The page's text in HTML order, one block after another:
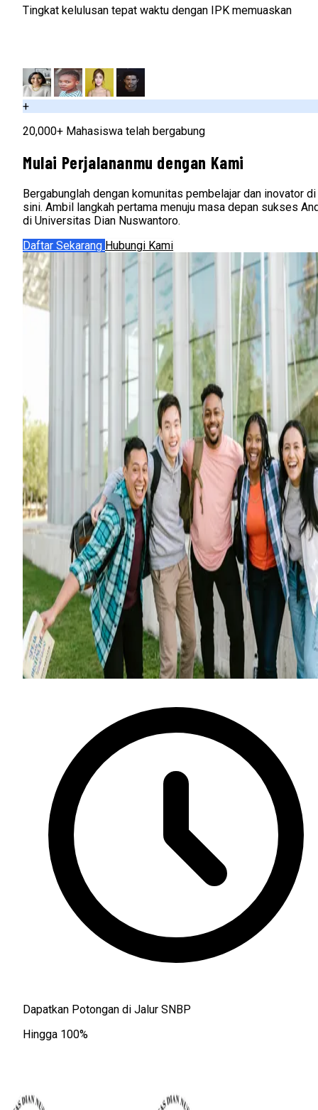
Tingkat kelulusan tepat waktu dengan IPK memuaskan
+
20,000+ Mahasiswa telah bergabung
Mulai Perjalananmu dengan Kami
Bergabunglah dengan komunitas pembelajar dan inovator di
sini. Ambil langkah pertama menuju masa depan sukses
di Universitas Dian Nuswantoro.
Daftar Sekarang Hubungi Kami
Dapatkan Potongan di Jalur SNBP
Hingga 100%